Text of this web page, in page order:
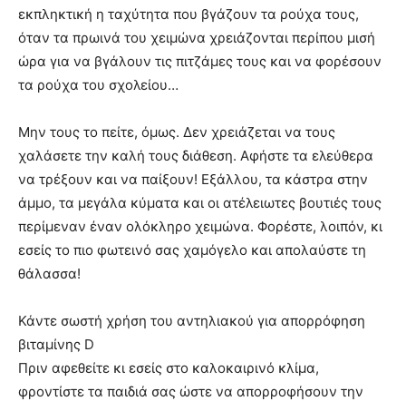
εκπληκτική η ταχύτητα που βγάζουν τα ρούχα τους,
όταν τα πρωινά του χειμώνα χρειάζονται περίπου μισή
ώρα για να βγάλουν τις πιτζάμες τους και να φορέσουν
τα ρούχα του σχολείου…
Μην τους το πείτε, όμως. Δεν χρειάζεται να τους
χαλάσετε την καλή τους διάθεση. Αφήστε τα ελεύθερα
να τρέξουν και να παίξουν! Εξάλλου, τα κάστρα στην
άμμο, τα μεγάλα κύματα και οι ατέλειωτες βουτιές τους
περίμεναν έναν ολόκληρο χειμώνα. Φορέστε, λοιπόν, κι
εσείς το πιο φωτεινό σας χαμόγελο και απολαύστε τη
θάλασσα!
Κάντε σωστή χρήση του αντηλιακού για απορρόφηση
βιταμίνης D
Πριν αφεθείτε κι εσείς στο καλοκαιρινό κλίμα,
φροντίστε τα παιδιά σας ώστε να απορροφήσουν την